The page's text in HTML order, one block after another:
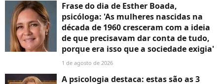
Frase do dia de Esther Boada,
psicóloga: 'As mulheres nascidas na
década de 1960 cresceram com a ideia
de que precisavam dar conta de tudo,
porque era isso que a sociedade exigia'
1 de agosto de 2026
A psicologia destaca: estas são as 3